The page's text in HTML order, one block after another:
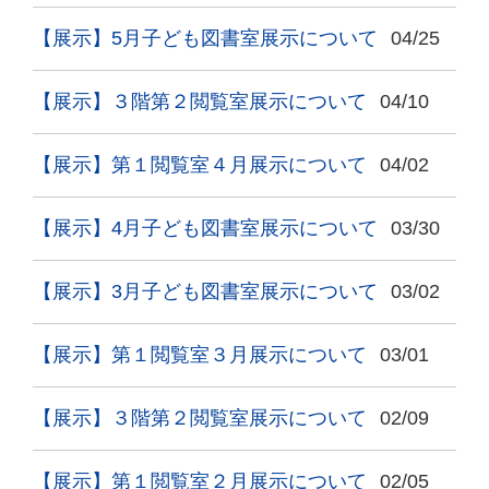
【展示】5月子ども図書室展示について 04/25
【展示】３階第２閲覧室展示について 04/10
【展示】第１閲覧室４月展示について 04/02
【展示】4月子ども図書室展示について 03/30
【展示】3月子ども図書室展示について 03/02
【展示】第１閲覧室３月展示について 03/01
【展示】３階第２閲覧室展示について 02/09
【展示】第１閲覧室２月展示について 02/05